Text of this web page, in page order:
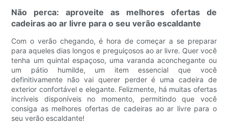
Não perca: aproveite as melhores ofertas de
cadeiras ao ar livre para o seu verão escaldante
Com o verão chegando, é hora de começar a se preparar
para aqueles dias longos e preguiçosos ao ar livre. Quer você
tenha um quintal espaçoso, uma varanda aconchegante ou
um pátio humilde, um item essencial que você
definitivamente não vai querer perder é uma cadeira de
exterior confortável e elegante. Felizmente, há muitas ofertas
incríveis disponíveis no momento, permitindo que você
consiga as melhores ofertas de cadeiras ao ar livre para o
seu verão escaldante!